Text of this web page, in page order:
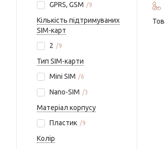
GPRS, GSM 9
Кількість підтримуваних
SIM-карт
2
9
Тип SIM-карти
Mini SIM
6
Nano-SIM 3
Матеріал корпусу
Пластик
9
Колір